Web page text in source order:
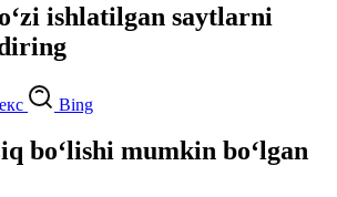
ishlatilgan saytlarni
Bing
bo‘lishi mumkin bo‘lgan